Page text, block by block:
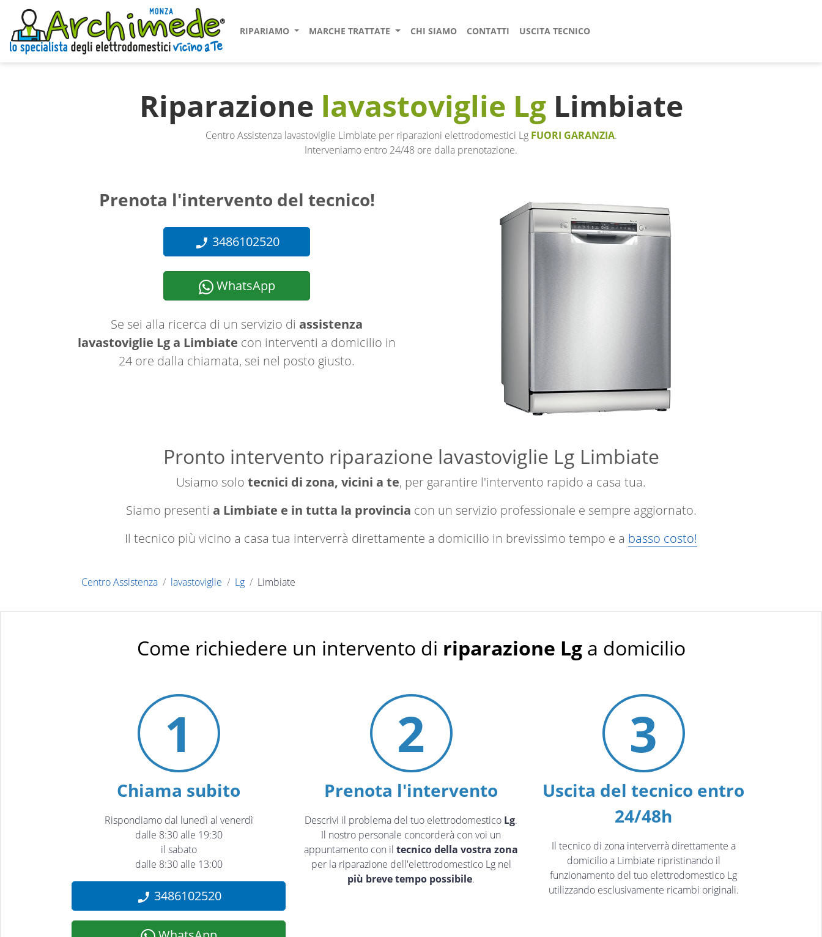
RIPARIAMO MARCHE TRATTATE CHI SIAMO CONTATTI USCITA TECNICO
Riparazione lavastoviglie LgLimbiate
Centro Assistenza lavastoviglie Limbiate per riparazioni elettrodomestici Lg FUORI GARANZIA.
Interveniamo entro 24/48 ore dalla prenotazione.
Prenota l'intervento del tecnico!
3486102520
WhatsApp
Se sei alla ricerca di un servizio di assistenza
lavastoviglie Lg a Limbiate con interventi a domicilio in
24 ore dalla chiamata, sei nel posto giusto.
Pronto intervento riparazione lavastoviglie Lg Limbiate
Usiamo solo tecnici di zona, vicini a te, per garantire l'intervento rapido a casa tua.
Siamo presenti a Limbiate e in tutta la provincia con un servizio professionale e sempre aggiornato.
Il tecnico più vicino a casa tua interverrà direttamente a domicilio in brevissimo tempo e a basso costo!
Centro Assistenza lavastoviglie Lg Limbiate
Come richiedere un intervento di riparazione Lga domicilio
1
Chiama subito
Rispondiamo dal lunedì al venerdì
dalle 8:30 alle 19:30
il sabato
dalle 8:30 alle 13:00
3486102520
2
Prenota l'intervento
Descrivi il problema del tuo elettrodomestico Lg.
Il nostro personale concorderà con voi un
appuntamento con il tecnico della vostra zona
per la riparazione dell'elettrodomestico Lg nel
più breve tempo possibile.
3
Uscita del tecnico entro
24/48h
Il tecnico di zona interverrà direttamente a
domicilio a Limbiate ripristinando il
funzionamento del tuo elettrodomestico Lg
utilizzando esclusivamente ricambi originali.